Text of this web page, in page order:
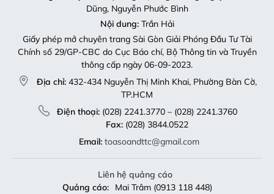
Dũng, Nguyễn Phước Bình
Nội dung:Trần Hải
Giấy phép mở chuyên trang Sài Gòn Giải Phóng Đầu Tư Tài
Chính số 29/GP-CBC do Cục Báo chí, Bộ Thông tin và Truyền
thông cấp ngày 06-09-2023.
Địa chỉ: 432-434 Nguyễn Thị Minh Khai, Phường Bàn Cờ,
TP.HCM
Điện thoại:(028) 2241.3770 – (028) 2241.3760
Fax:(028) 3844.0522
Email: toasoandttc@gmail.com
Liên hệ quảng cáo
Quảng cáo:
Mai Trâm (0913 118 448)